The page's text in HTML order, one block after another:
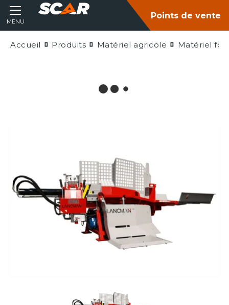
MENU
Points de vente
Accueil Produits Matériel agricole Matériel